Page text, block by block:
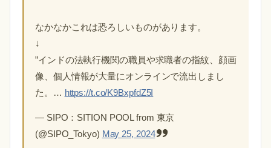
なかなかこれは恐ろしいものがあります。
↓
”インドの法執行機関の職員や求職者の指紋、顔画
像、個人情報が大量にオンラインで流出しまし
た。… https://t.co/K9BxpfdZ5I
— SIPO：SITION POOL from 東京
(@SIPO_Tokyo) May 25, 2024